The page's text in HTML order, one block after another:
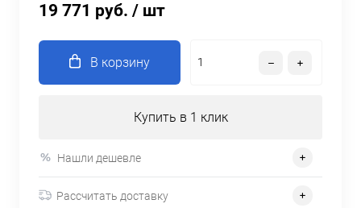
19 771 руб. / шт
В корзину
Купить в 1 клик
Нашли дешевле
Рассчитать доставку